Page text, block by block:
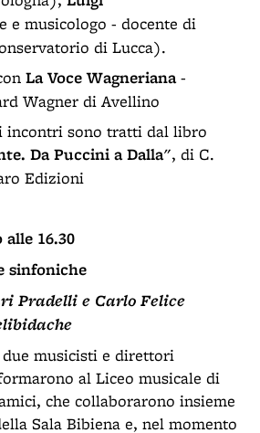
e musicologo - docente di
di Lucca).
La Voce Wagneriana-
Wagner di Avellino
incontri sono tratti dal libro
Da Puccini a Dalla", di C.
Edizioni
alle 16.30
sinfoniche
Pradelli e Carlo Felice
due musicisti e direttori
al Liceo musicale di
che collaborarono insieme
Sala Bibiena e, nel momento